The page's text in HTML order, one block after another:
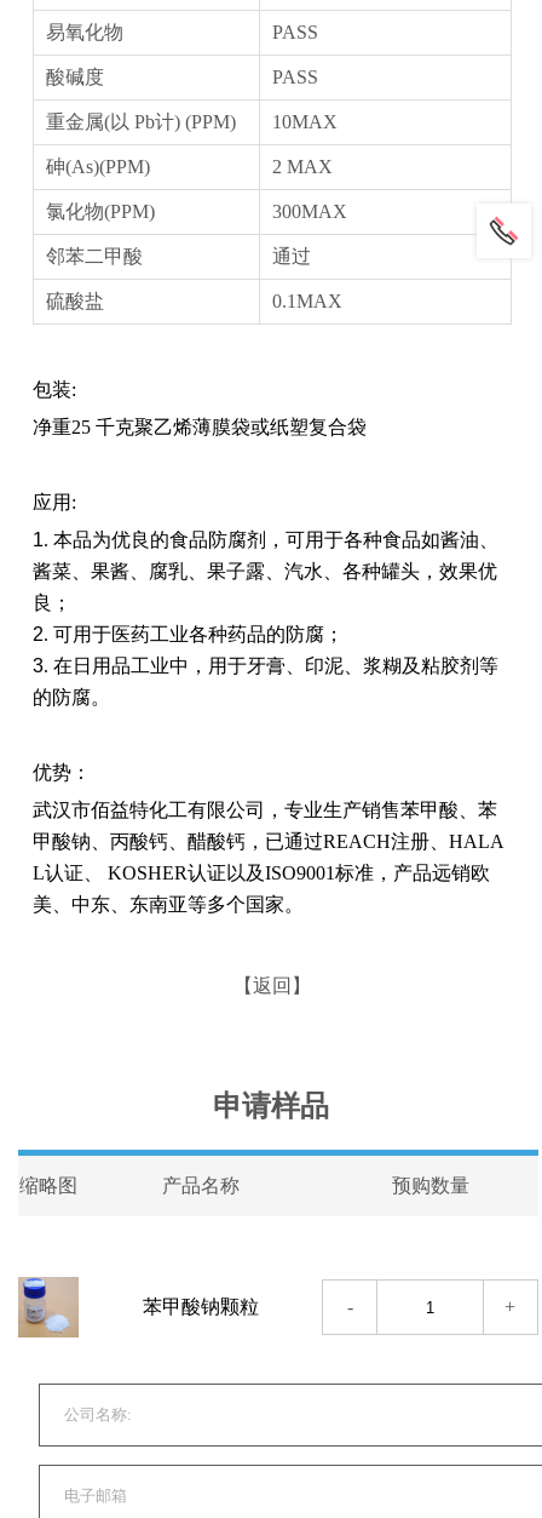
易氧化物 PASS
酸碱度 PASS
重金属(以 Pb计) (PPM) 10MAX
砷(As)(PPM) 2 MAX
氯化物(PPM) 300MAX
邻苯二甲酸 通过
硫酸盐 0.1MAX
包装:
净重25 千克聚乙烯薄膜袋或纸塑复合袋
应用:
1. 本品为优良的食品防腐剂，可用于各种食品如酱油、
酱菜、果酱、腐乳、果子露、汽水、各种罐头，效果优
良；
2. 可用于医药工业各种药品的防腐；
3. 在日用品工业中，用于牙膏、印泥、浆糊及粘胶剂等
的防腐。
优势：
武汉市佰益特化工有限公司，专业生产销售苯甲酸、苯
甲酸钠、丙酸钙、醋酸钙，已通过REACH注册、HALA
L认证、 KOSHER认证以及ISO9001标准，产品远销欧
美、中东、东南亚等多个国家。
【返回】
申请样品
缩略图 产品名称 预购数量
- +